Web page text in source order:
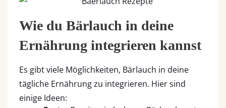
Wie du Bärlauch in deine
Ernährung integrieren kannst
Es gibt viele Möglichkeiten, Bärlauch in deine
tägliche Ernährung zu integrieren. Hier sind
einige Ideen: